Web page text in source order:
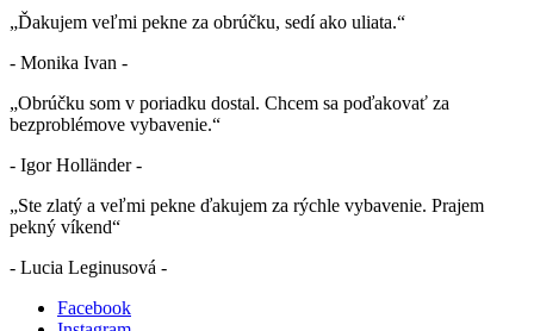
„Ďakujem veľmi pekne za obrúčku, sedí ako uliata.“
- Monika Ivan -
„Obrúčku som v poriadku dostal. Chcem sa poďakovať za
bezproblémove vybavenie.“
- Igor Holländer -
„Ste zlatý a veľmi pekne ďakujem za rýchle vybavenie. Prajem
pekný víkend“
- Lucia Leginusová -
Facebook